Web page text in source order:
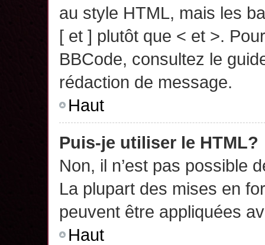
au style HTML, mais les
[ et ] plutôt que < et >.
BBCode, consultez le
rédaction de message.
Haut
Puis-je utiliser le HTML?
Non, il n’est pas possible
La plupart des mises en
peuvent être appliquées
Haut